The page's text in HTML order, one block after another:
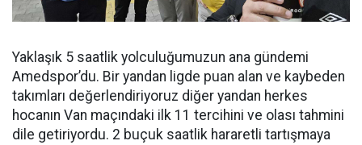
Yaklaşık 5 saatlik yolculuğumuzun ana gündemi
Amedspor’du. Bir yandan ligde puan alan ve kaybeden
takımları değerlendiriyoruz diğer yandan herkes
hocanın Van maçındaki ilk 11 tercihini ve olası tahmini
dile getiriyordu. 2 buçuk saatlik hararetli tartışmaya